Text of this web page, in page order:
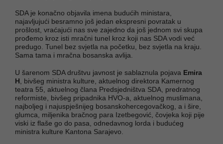
SDA je konačno objavila imena budućih ministara,
najavljujući besramno još jedan ekspresni povratak u
prošlost, vraćajući nas sve zajedno da još jednom svi skupa
prođemo kroz isti mračni tunel kroz koji nas SDA vodi već
predugo. Tunel bez svjetla na početku, bez svjetla na kraju.
Sama tama i mračna bosanska avlija.
U šarenom SDA društvu javnost je sablaznula pojava Emira
H , bivšeg ministra kulture, aktuelnog direktora Kamernog
teatra 55, aktuelnog člana Predsjedništva SDA, predratnog
reformiste, bivšeg pripadnika HVO-a, aktuelnog muslimana,
najboljeg i najuspješnijeg bosanskohercegovačkog, a i šire,
glumca, miljenika bračnog para Izetbegović, čovjeka koji pije
viski iz flaše go do pasa, odnedavnog lorda i budućeg
ministra kulture Kantona Sarajevo.